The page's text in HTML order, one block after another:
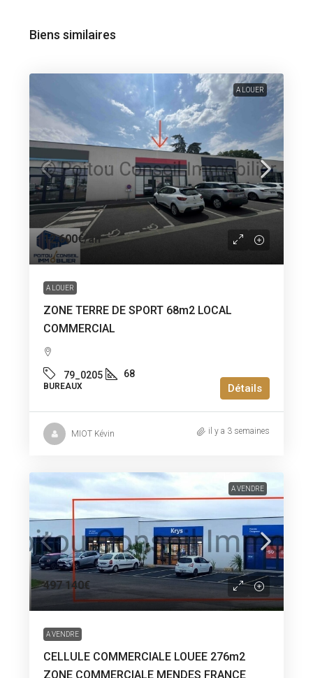
Biens similaires
A LOUER
12 600€/an
A LOUER
ZONE TERRE DE SPORT 68m2 LOCAL
COMMERCIAL
79_0205 68
BUREAUX Détails
MIOT Kévin il y a 3 semaines
A VENDRE
497 140€
A VENDRE
CELLULE COMMERCIALE LOUEE 276m2
ZONE COMMERCIALE MENDES FRANCE